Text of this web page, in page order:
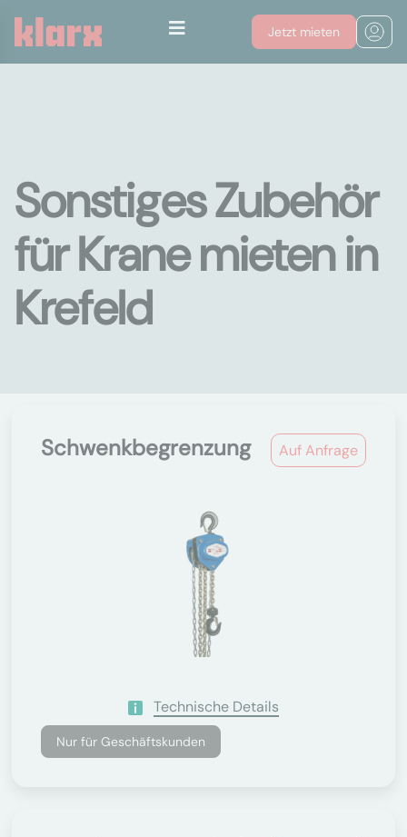
Jetzt mieten
Sonstiges Zubehör
für Krane mieten in
Krefeld
Auf Anfrage
Schwenkbegrenzung
Technische Details
Nur für Geschäftskunden